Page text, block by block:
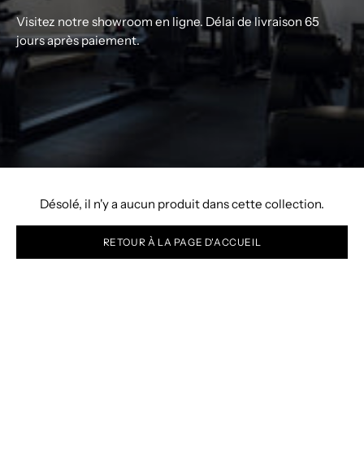
Visitez notre showroom en ligne. Délai de livraison 65
jours après paiement.
Désolé, il n'y a aucun produit dans cette collection.
RETOUR À LA PAGE D'ACCUEIL